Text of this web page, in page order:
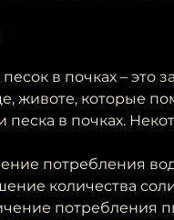
в почках – это
животе, которые
песка в почках.
потребления
количества
потребления